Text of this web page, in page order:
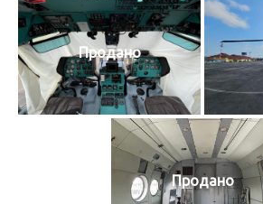
Продано
Продано